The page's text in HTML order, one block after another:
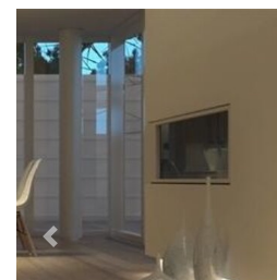
Vorige